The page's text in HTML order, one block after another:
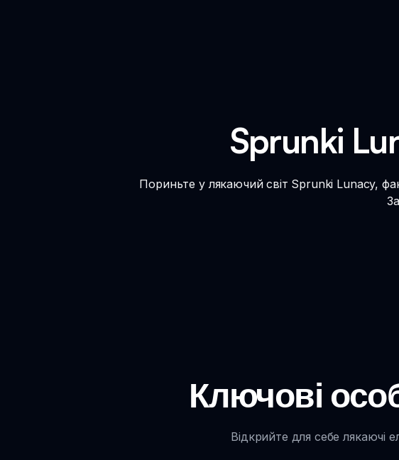
Sprunki
Пориньте у лякаючий світ Sprunki Lunacy,
Ключові
Відкрийте для себе лякаючі